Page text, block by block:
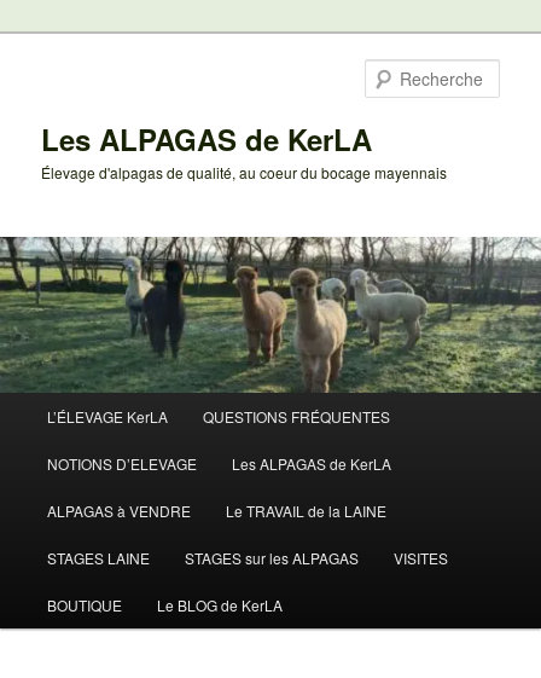
Les ALPAGAS de KerLA
Élevage d'alpagas de qualité, au coeur du bocage mayennais
principal
L’ÉLEVAGE KerLA QUESTIONS FRÉQUENTES
NOTIONS D’ELEVAGE Les ALPAGAS de KerLA
ALPAGAS à VENDRE Le TRAVAIL de la LAINE
STAGES LAINE STAGES sur les ALPAGAS VISITES
BOUTIQUE Le BLOG de KerLA